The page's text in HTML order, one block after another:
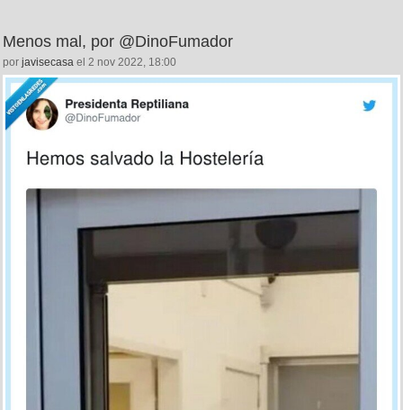
Menos mal, por @DinoFumador
por javisecasa el 2 nov 2022, 18:00